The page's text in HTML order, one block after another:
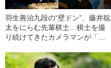
羽生善治九段の“壁ドン”、藤井聡
太をにらむ先輩棋士…棋士を撮
り続けてきたカメラマンが「忘